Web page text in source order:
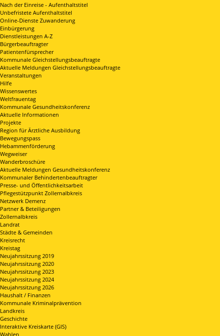
Nach der Einreise - Aufenthaltstitel
Unbefristete Aufenthaltstitel
Online-Dienste Zuwanderung
Einbürgerung
Dienstleistungen A-Z
Bürgerbeauftragter
Patientenfürsprecher
Kommunale Gleichstellungsbeauftragte
Aktuelle Meldungen Gleichstellungsbeauftragte
Veranstaltungen
Hilfe
Wissenswertes
Weltfrauentag
Kommunale Gesundheitskonferenz
Aktuelle Informationen
Projekte
Region für Ärztliche Ausbildung
Bewegungspass
Hebammenförderung
Wegweiser
Wanderbroschüre
Aktuelle Meldungen Gesundheitskonferenz
Kommunaler Behindertenbeauftragter
Presse- und Öffentlichkeitsarbeit
Pflegestützpunkt Zollernalbkreis
Netzwerk Demenz
Partner & Beteiligungen
Zollernalbkreis
Landrat
Städte & Gemeinden
Kreisrecht
Kreistag
Neujahrssitzung 2019
Neujahrssitzung 2020
Neujahrssitzung 2023
Neujahrssitzung 2024
Neujahrssitzung 2026
Haushalt / Finanzen
Kommunale Kriminalprävention
Landkreis
Geschichte
Interaktive Kreiskarte (GIS)
Wahlen